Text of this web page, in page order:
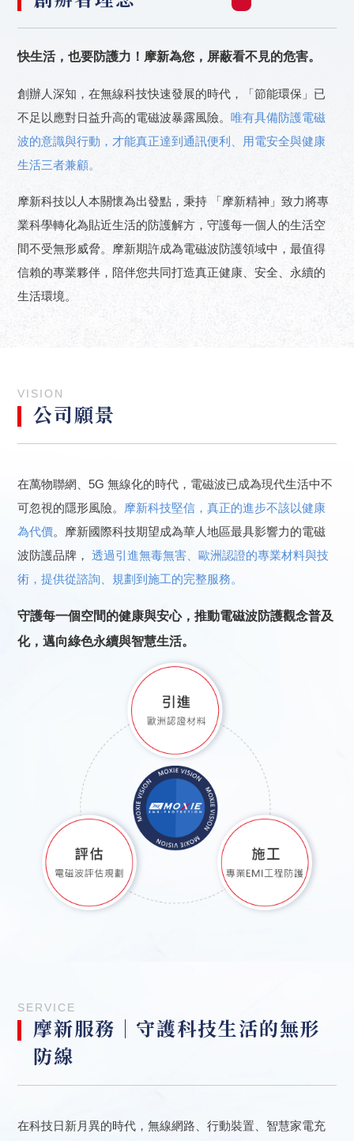
快生活，也要防護力！摩新為您，屏蔽看不見的危害。
創辦人深知，在無線科技快速發展的時代，「節能環保」已
不足以應對日益升高的電磁波暴露風險。唯有具備防護電磁
波的意識與行動，才能真正達到通訊便利、用電安全與健康
生活三者兼顧。
摩新科技以人本關懷為出發點，秉持 「摩新精神」致力將專
業科學轉化為貼近生活的防護解方，守護每一個人的生活空
間不受無形威脅。摩新期許成為電磁波防護領域中，最值得
信賴的專業夥伴，陪伴您共同打造真正健康、安全、永續的
生活環境。
VISION
公司願景
在萬物聯網、5G 無線化的時代，電磁波已成為現代生活中不
可忽視的隱形風險。 摩新科技堅信，真正的進步不該以健康
為代價。摩新國際科技期望成為華人地區最具影響力的電磁
波防護品牌，透過引進無毒無害、歐洲認證的專業材料與技
術，提供從諮詢、規劃到施工的完整服務。
守護每一個空間的健康與安心，推動電磁波防護觀念普及
化，邁向綠色永續與智慧生活。
SERVICE
摩新服務｜守護科技生活的無形
防線
在科技日新月異的時代，無線網路、行動裝置、智慧家電充